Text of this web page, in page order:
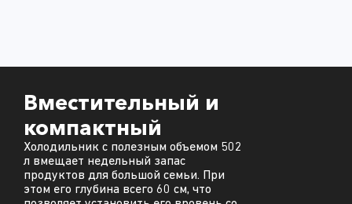
Вместительный и
компактный
Холодильник с полезным объемом 502
л вмещает недельный запас
продуктов для большой семьи. При
этом его глубина всего 60 см, что